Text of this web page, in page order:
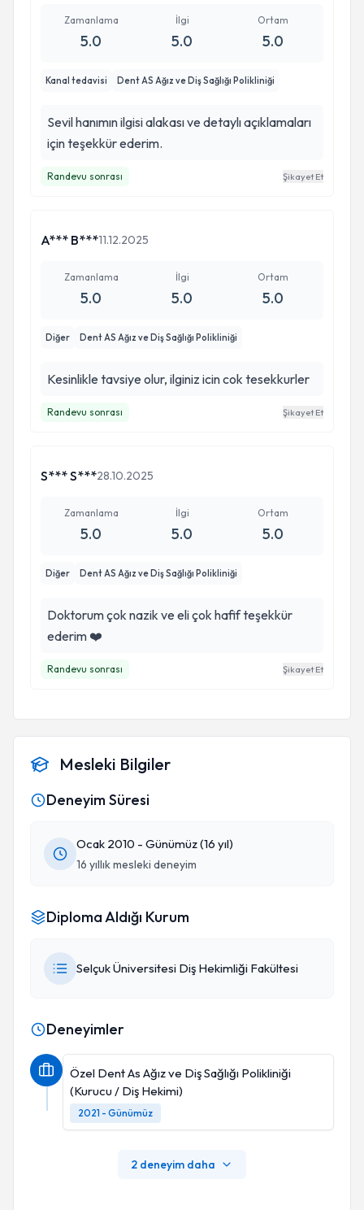
Zamanlama
5.0
İlgi
5.0
Ortam
5.0
Kanal tedavisi Dent AS Ağız ve Diş Sağlığı Polikliniği
Sevil hanımın ilgisi alakası ve detaylı açıklamaları
için teşekkür ederim.
Randevu sonrası Şikayet Et
A*** B***11.12.2025
Zamanlama
5.0
İlgi
5.0
Ortam
5.0
Diğer Dent AS Ağız ve Diş Sağlığı Polikliniği
Kesinlikle tavsiye olur, ilginiz icin cok tesekkurler
Randevu sonrası Şikayet Et
S*** S***28.10.2025
Zamanlama
5.0
İlgi
5.0
Ortam
5.0
Diğer Dent AS Ağız ve Diş Sağlığı Polikliniği
Doktorum çok nazik ve eli çok hafif teşekkür
ederim ❤️
Randevu sonrası Şikayet Et
Mesleki Bilgiler
Deneyim Süresi
Ocak 2010 - Günümüz (16 yıl)
16 yıllık mesleki deneyim
Diploma Aldığı Kurum
Selçuk Üniversitesi Diş Hekimliği Fakültesi
Deneyimler
Özel Dent As Ağız ve Diş Sağlığı Polikliniği
(Kurucu / Diş Hekimi)
2021 - Günümüz
2 deneyim daha